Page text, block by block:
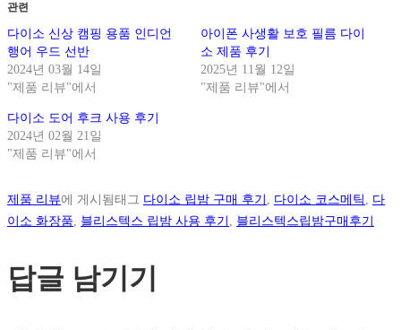
관련
다이소 신상 캠핑 용품 인디언
행어 우드 선반
2024년 03월 14일
"제품 리뷰"에서
아이폰 사생활 보호 필름 다이
소 제품 후기
2025년 11월 12일
"제품 리뷰"에서
다이소 도어 후크 사용 후기
2024년 02월 21일
"제품 리뷰"에서
제품 리뷰에 게시됨태그 다이소 립밤 구매 후기, 다이소 코스메틱, 다
이소 화장품, 블리스텍스 립밤 사용 후기, 블리스텍스립밤구매후기
답글 남기기